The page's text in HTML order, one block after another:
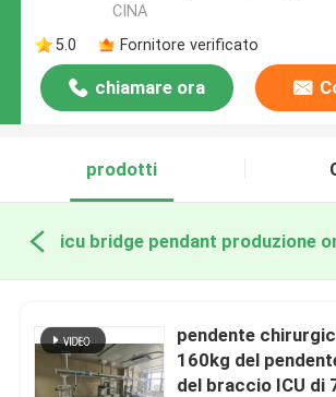
CINA
5.0
Fornitore verificato
chiamare ora
prodotti
icu bridge pendant produzione
pendente
160kg del
del braccio ICU di